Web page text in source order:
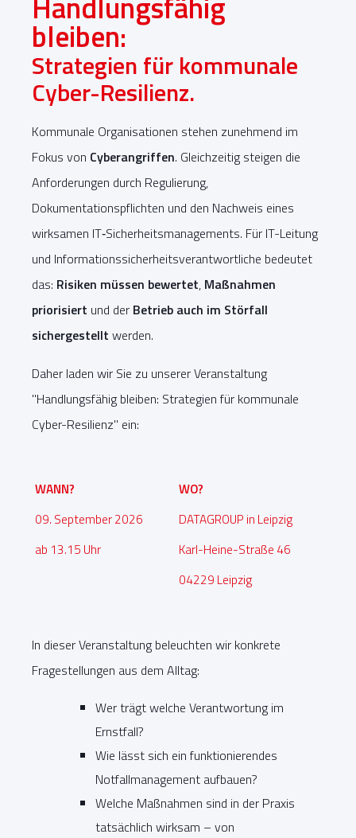
bleiben:
Strategien für kommunale
Cyber-Resilienz.
Kommunale Organisationen stehen zunehmend im
Fokus von Cyberangriffen. Gleichzeitig steigen die
Anforderungen durch Regulierung,
Dokumentationspflichten und den Nachweis eines
wirksamen IT‑Sicherheitsmanagements. Für IT-Leitung
und Informationssicherheitsverantwortliche bedeutet
das: Risiken müssen bewertet, Maßnahmen
priorisiert und der Betrieb auch im Störfall
sichergestellt werden.
Daher laden wir Sie zu unserer Veranstaltung
"Handlungsfähig bleiben: Strategien für kommunale
Cyber-Resilienz" ein:
WANN?
WO?
09. September 2026
DATAGROUP in Leipzig
ab 13.15 Uhr
Karl-Heine-Straße 46
04229 Leipzig
In dieser Veranstaltung beleuchten wir konkrete
Fragestellungen aus dem Alltag:
Wer trägt welche Verantwortung im
Ernstfall?
Wie lässt sich ein funktionierendes
Notfallmanagement aufbauen?
Welche Maßnahmen sind in der Praxis
tatsächlich wirksam – von